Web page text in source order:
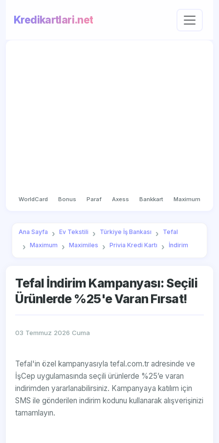
Kredikartlari.net
WorldCard Bonus Paraf Axess Bankkart Maximum
Ana Sayfa Ev Tekstili Türkiye İş Bankası
Tefal
Maximum
Maximiles Privia Kredi Kartı İndirim
Tefal İndirim Kampanyası: Seçili
Ürünlerde %25'e Varan Fırsat!
03 Temmuz 2026 Cuma
Tefal'in özel kampanyasıyla tefal.com.tr adresinde ve
İşCep uygulamasında seçili ürünlerde %25’e varan
indirimden yararlanabilirsiniz. Kampanyaya katılım için
SMS ile gönderilen indirim kodunu kullanarak alışverişinizi
tamamlayın.